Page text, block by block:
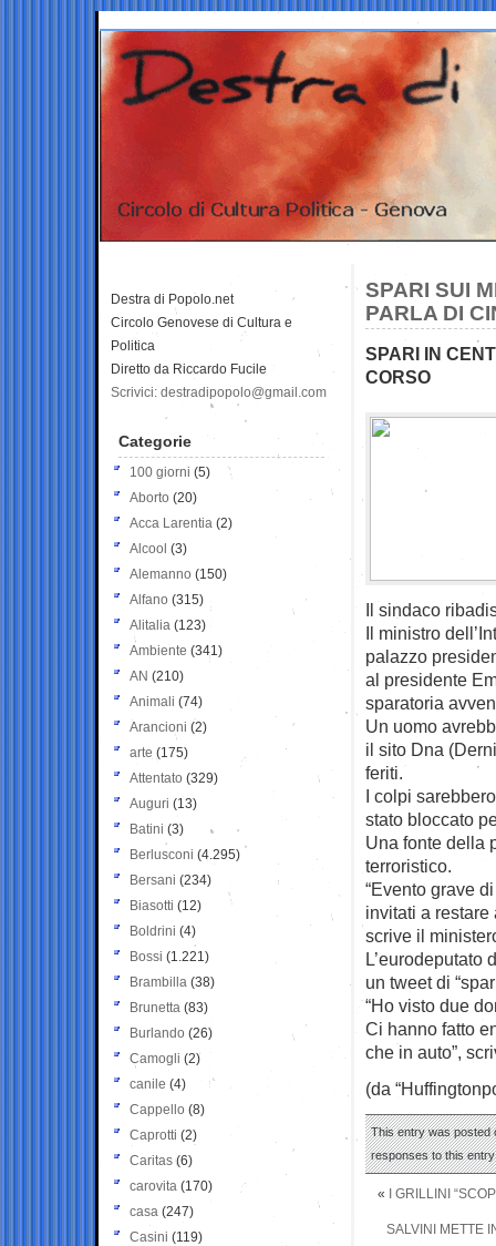
SPARI SUI
PARLA DI
SPARI IN
CORSO
Il sindaco
Il ministro
palazzo
al presidente
sparatoria
Un uomo
il sito Dna
feriti.
I colpi
stato bloccato
Una fonte della
terroristico.
“Evento grave
invitati a restare
scrive il
L’eurodeputato
un tweet di
“Ho visto due
Ci hanno fatto
che in auto”,
(da
This entry was posted
responses to this
« I GRILLINI
SALVINI METTE
Destra di Popolo.net
Circolo Genovese di Cultura e
Politica
Diretto da Riccardo Fucile
Scrivici: destradipopolo@gmail.com
Categorie
100 giorni (5)
Aborto (20)
Acca Larentia (2)
Alcool (3)
Alemanno (150)
Alfano (315)
Alitalia (123)
Ambiente (341)
AN (210)
Animali (74)
Arancioni (2)
arte (175)
Attentato (329)
Auguri (13)
Batini (3)
Berlusconi (4.295)
Bersani (234)
Biasotti (12)
Boldrini (4)
Bossi (1.221)
Brambilla (38)
Brunetta (83)
Burlando (26)
Camogli (2)
canile (4)
Cappello (8)
Caprotti (2)
Caritas (6)
carovita (170)
casa (247)
Casini (119)